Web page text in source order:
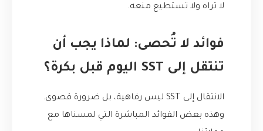
لا تراه ولا تستطيع منعه.
فوائد لا تُحصى: لماذا يجب أن
تنتقل إلى SST اليوم قبل بكرة؟
الانتقال إلى SST ليس رفاهية، بل ضرورة قصوى.
وهذه بعض الفوائد المباشرة التي لمسناها مع